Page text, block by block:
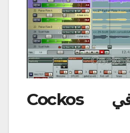
ما الجديد في Cockos